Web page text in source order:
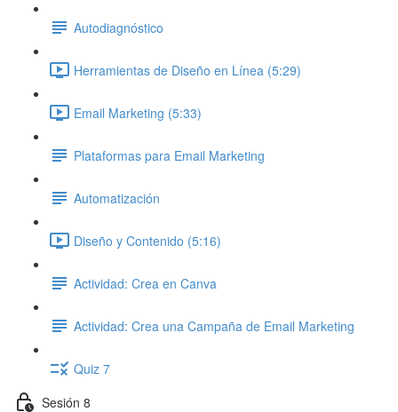
Autodiagnóstico
Herramientas de Diseño en Línea (5:29)
Email Marketing (5:33)
Plataformas para Email Marketing
Automatización
Diseño y Contenido (5:16)
Actividad: Crea en Canva
Actividad: Crea una Campaña de Email Marketing
Quiz 7
Sesión 8